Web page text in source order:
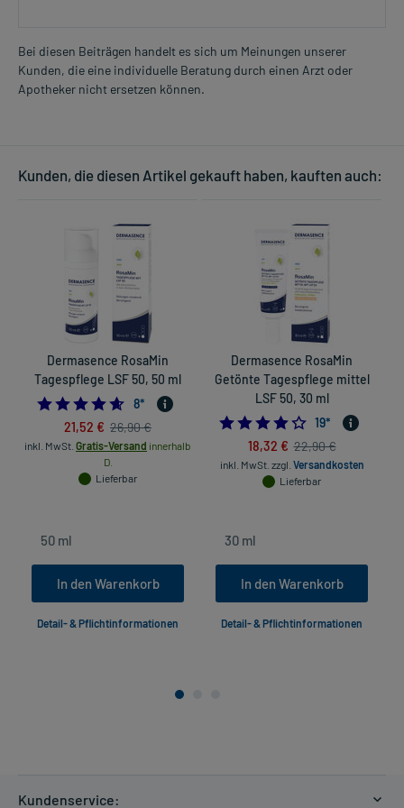
Bei diesen Beiträgen handelt es sich um Meinungen unserer
Kunden, die eine individuelle Beratung durch einen Arzt oder
Apotheker nicht ersetzen können.
Kunden, die diesen Artikel gekauft haben, kauften auch:
Dermasence RosaMin
Tagespflege LSF 50, 50 ml
4.625
8*
21,52 € 26,90 €
inkl. MwSt. Gratis-Versand innerhalb
D.
Lieferbar
In den Warenkorb
Detail- & Pflichtinformationen
Dermasence RosaMin
Getönte Tagespflege mittel
LSF 50, 30 ml
19*
18,32 € 22,90 €
inkl. MwSt. zzgl. Versandkosten
Lieferbar
In den Warenkorb
Detail- & Pflichtinformationen
Kundenservice: